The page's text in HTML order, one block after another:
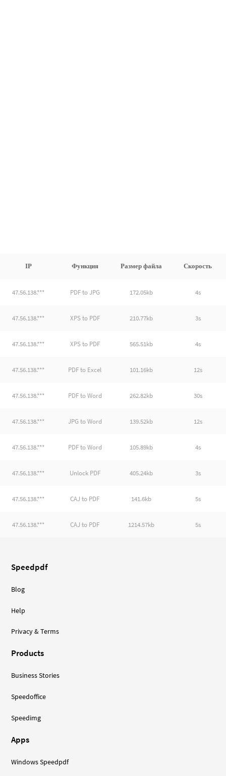
IP Функция Размер файла Скорость
47.56.138.*** PDF to JPG 172.05kb 4s
47.56.138.*** XPS to PDF 210.77kb 3s
47.56.138.*** XPS to PDF 565.51kb 4s
47.56.138.*** PDF to Excel 101.16kb 12s
47.56.138.*** PDF to Word 262.82kb 30s
47.56.138.*** JPG to Word 139.52kb 12s
47.56.138.*** PDF to Word 105.89kb 4s
47.56.138.*** Unlock PDF 405.24kb 3s
47.56.138.*** CAJ to PDF 141.6kb 5s
47.56.138.*** CAJ to PDF 1214.57kb 5s
Speedpdf
Blog
Help
Privacy & Terms
Products
Business Stories
Speedoffice
Speedimg
Apps
Windows Speedpdf